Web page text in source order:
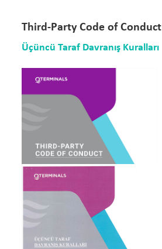
Third-Party Code of Conduct
Üçüncü Taraf Davranış Kuralları